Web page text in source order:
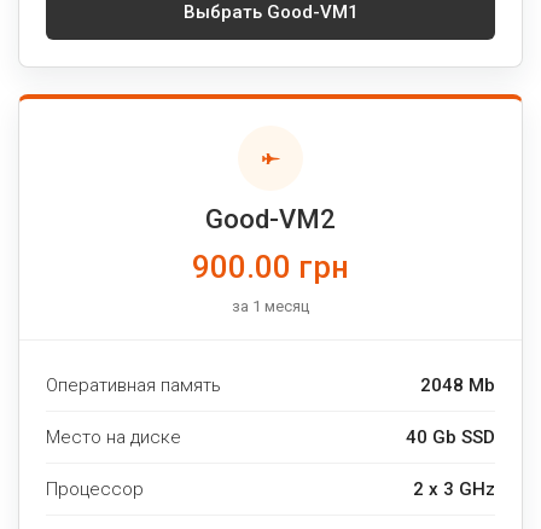
Выбрать Good-VM1
Good-VM2
900.00 грн
за 1 месяц
Оперативная память 2048 Mb
Место на диске 40 Gb SSD
Процессор 2 x 3 GHz